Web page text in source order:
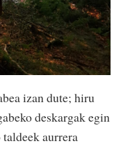
izan dute; hiru
deskargak egin
aurrera